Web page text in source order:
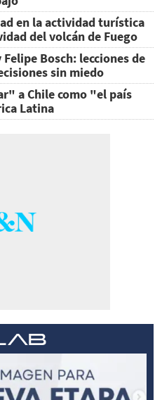
en la actividad turística
del volcán de Fuego
Bosch: lecciones de
sin miedo
a Chile como "el país
Latina